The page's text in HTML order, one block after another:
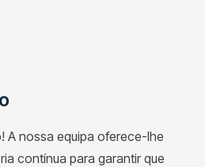
A nossa equipa oferece-lhe
contínua para garantir que